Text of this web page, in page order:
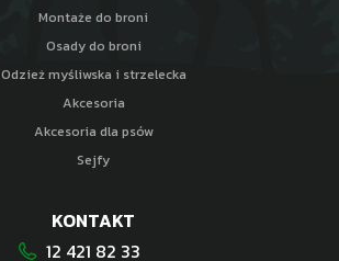
Montaże do broni
Osady do broni
Odzież myśliwska i strzelecka
Akcesoria
Akcesoria dla psów
Sejfy
KONTAKT
12 421 82 33